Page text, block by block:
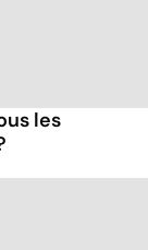
les